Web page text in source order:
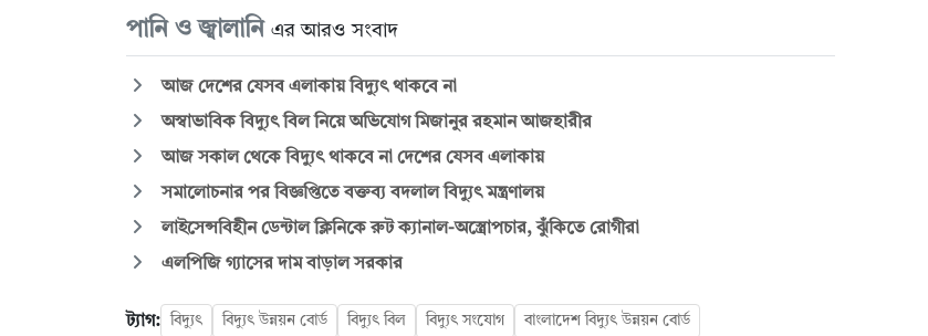
পানি ও জ্বালানি এর আরও সংবাদ
আজ দেশের যেসব এলাকায় বিদ্যুৎ থাকবে না
অস্বাভাবিক বিদ্যুৎ বিল নিয়ে অভিযোগ মিজানুর রহমান আজহারীর
আজ সকাল থেকে বিদ্যুৎ থাকবে না দেশের যেসব এলাকায়
সমালোচনার পর বিজ্ঞপ্তিতে বক্তব্য বদলাল বিদ্যুৎ মন্ত্রণালয়
লাইসেন্সবিহীন ডেন্টাল ক্লিনিকে রুট ক্যানাল-অস্ত্রোপচার, ঝুঁকিতে রোগীরা
এলপিজি গ্যাসের দাম বাড়াল সরকার
ট্যাগ: বিদ্যুৎ বিদ্যুৎ উন্নয়ন বোর্ড বিদ্যুৎ বিল বিদ্যুৎ সংযোগ বাংলাদেশ বিদ্যুৎ উন্নয়ন বোর্ড